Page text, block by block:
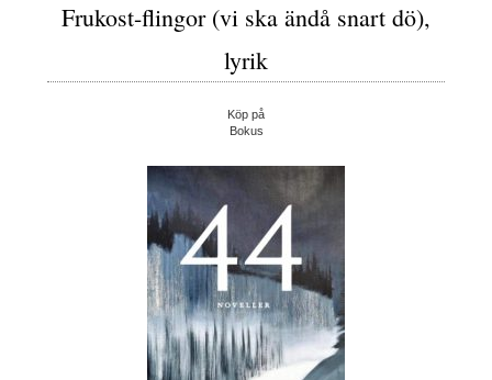
Frukost-flingor (vi ska ändå snart dö),
lyrik
Köp på
Bokus